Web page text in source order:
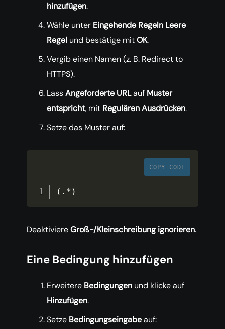
hinzufügen.
Wähle unter Eingehende Regeln Leere
Regel und bestätige mitOK.
Vergib einen Namen (z. B. Redirect to
HTTPS).
LassAngeforderte URLauf Muster
entspricht, mit Regulären Ausdrücken.
Setze das Muster auf:
COPY CODE
( . * )
DeaktiviereGroß-/Kleinschreibung ignorieren.
Eine Bedingung hinzufügen
Erweitere Bedingungen und klicke auf
Hinzufügen.
Setze Bedingungseingabeauf: